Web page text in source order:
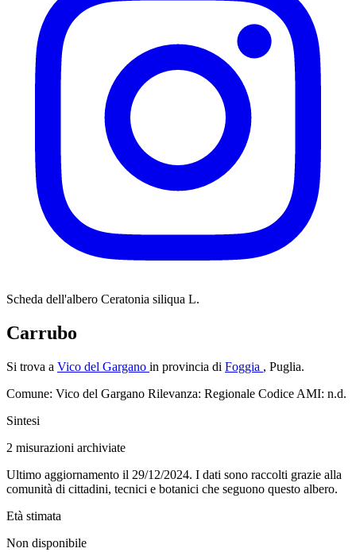
Scheda dell'albero Ceratonia siliqua L.
Carrubo
Si trova a Vico del Gargano in provincia di Foggia , Puglia.
Comune: Vico del Gargano Rilevanza: Regionale Codice AMI: n.d.
Sintesi
2 misurazioni archiviate
Ultimo aggiornamento il 29/12/2024. I dati sono raccolti grazie alla
comunità di cittadini, tecnici e botanici che seguono questo albero.
Età stimata
Non disponibile